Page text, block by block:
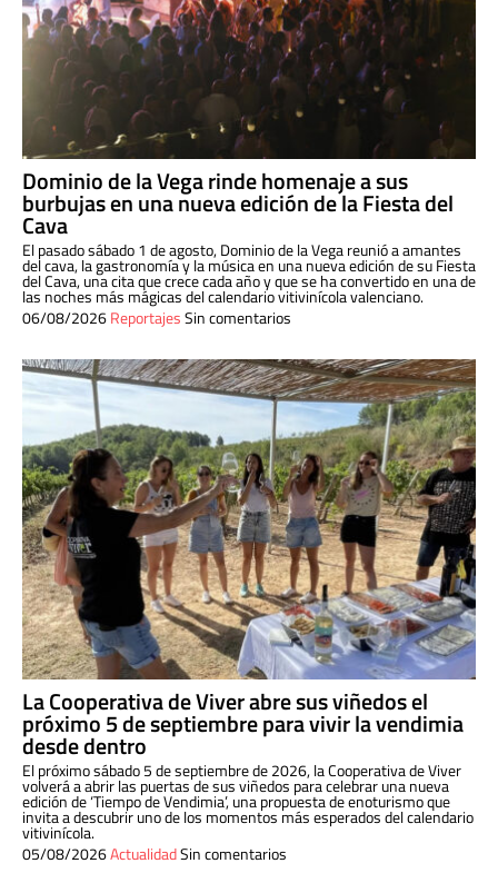
Dominio de la Vega rinde homenaje a sus
burbujas en una nueva edición de la Fiesta del
Cava
El pasado sábado 1 de agosto, Dominio de la Vega reunió a amantes
del cava, la gastronomía y la música en una nueva edición de su Fiesta
del Cava, una cita que crece cada año y que se ha convertido en una de
las noches más mágicas del calendario vitivinícola valenciano.
06/08/2026ReportajesSin comentarios
La Cooperativa de Viver abre sus viñedos el
próximo 5 de septiembre para vivir la vendimia
desde dentro
El próximo sábado 5 de septiembre de 2026, la Cooperativa de Viver
volverá a abrir las puertas de sus viñedos para celebrar una nueva
edición de ‘Tiempo de Vendimia’, una propuesta de enoturismo que
invita a descubrir uno de los momentos más esperados del calendario
vitivinícola.
05/08/2026ActualidadSin comentarios